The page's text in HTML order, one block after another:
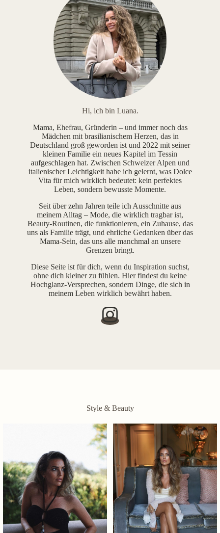
Hi, ich bin Luana.
Mama, Ehefrau, Gründerin – und immer noch das
Mädchen mit brasilianischem Herzen, das in
Deutschland groß geworden ist und 2022 mit seiner
kleinen Familie ein neues Kapitel im Tessin
aufgeschlagen hat. Zwischen Schweizer Alpen und
italienischer Leichtigkeit habe ich gelernt, was Dolce
Vita für mich wirklich bedeutet: kein perfektes
Leben, sondern bewusste Momente.
Seit über zehn Jahren teile ich Ausschnitte aus
meinem Alltag – Mode, die wirklich tragbar ist,
Beauty-Routinen, die funktionieren, ein Zuhause, das
uns als Familie trägt, und ehrliche Gedanken über das
Mama-Sein, das uns alle manchmal an unsere
Grenzen bringt.
Diese Seite ist für dich, wenn du Inspiration suchst,
ohne dich kleiner zu fühlen. Hier findest du keine
Hochglanz-Versprechen, sondern Dinge, die sich in
meinem Leben wirklich bewährt haben.
Style & Beauty